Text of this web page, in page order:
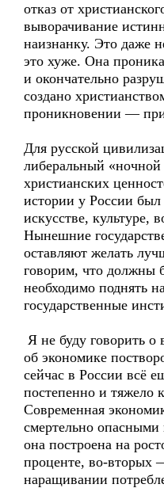
отказ от
выворачивание
наизнанку. Это даже
это хуже. Она
и окончательно
создано
проникновении —
Для русской
либеральный
христианских
истории у России
искусстве, культуре,
Нынешние
оставляют желать
говорим, что должны
необходимо поднять
государственные
Я не буду говорить о
об экономике
сейчас в России всё
постепенно и тяжело
Современная
смертельно
она построена на
проценте, во-вторых
наращивании